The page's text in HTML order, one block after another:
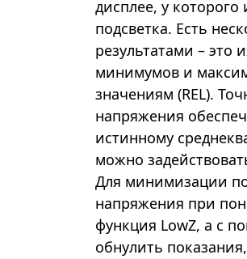
дисплее, у
подсветка. Есть
результатами – это
минимумов и
значениям (REL).
напряжения
истинному
можно
Для минимизации
напряжения при
функция LowZ, а с
обнулить